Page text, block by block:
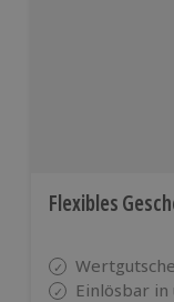
Flexibles
Einlösbar